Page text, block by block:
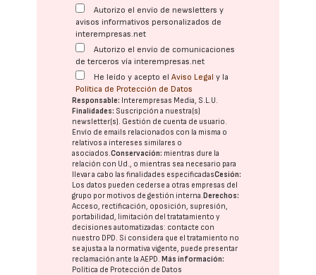
Autorizo el envío de newsletters y
avisos informativos personalizados de
interempresas.net
Autorizo el envío de comunicaciones
de terceros vía interempresas.net
He leído y acepto elAviso Legal y la
Política de Protección de Datos
Responsable: Interempresas Media, S.L.U.
Finalidades: Suscripción a nuestra(s)
newsletter(s). Gestión de cuenta de usuario.
Envío de emails relacionados con la misma o
relativos a intereses similares o
asociados.Conservación: mientras dure la
relación con Ud., o mientras sea necesario para
llevar a cabo las finalidades especificadasCesión:
Los datos pueden cederse a otras empresas del
grupo por motivos de gestión interna.Derechos:
Acceso, rectificación, oposición, supresión,
portabilidad, limitación del tratatamiento y
decisiones automatizadas: contacte con
nuestro DPD. Si considera que el tratamiento no
se ajusta a la normativa vigente, puede presentar
reclamación ante laAEPD.Más información:
Política de Protección de Datos